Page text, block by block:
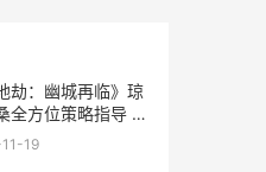
劫：幽城再临》琼
全方位策略指导 天
城再临幽寰夏侯仪
19